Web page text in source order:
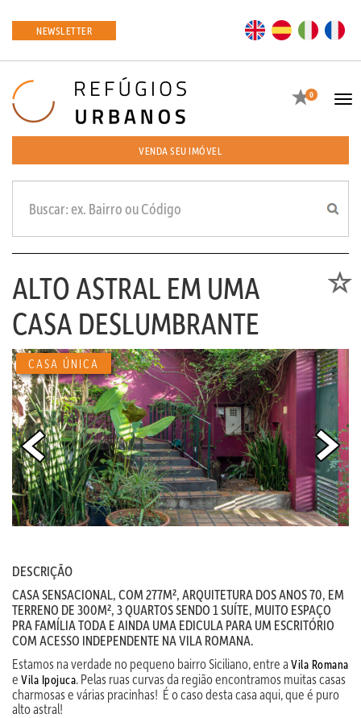
NEWSLETTER EN ES
Favoritos
0
VENDA SEU IMÓVEL
ALTO ASTRAL EM UMA
CASA DESLUMBRANTE
CASA ÚNICA
DESCRIÇÃO
CASA SENSACIONAL, COM 277M², ARQUITETURA DOS ANOS 70, EM
TERRENO DE 300M², 3 QUARTOS SENDO 1 SUÍTE, MUITO ESPAÇO
PRA FAMÍLIA TODA E AINDA UMA EDICULA PARA UM ESCRITÓRIO
COM ACESSO INDEPENDENTE NA VILA ROMANA.
Estamos na verdade no pequeno bairro Siciliano, entre a Vila Romana
e Vila Ipojuca. Pelas ruas curvas da região encontramos muitas casas
charmosas e várias pracinhas! É o caso desta casa aqui, que é puro
alto astral!